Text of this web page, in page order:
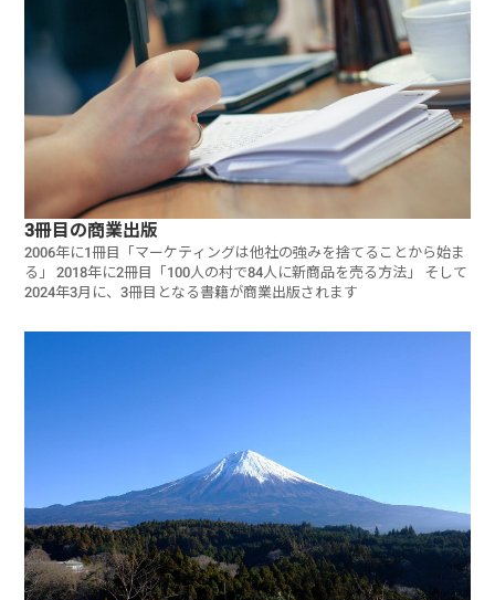
3冊目の商業出版
2006年に1冊目「マーケティングは他社の強みを捨てることから始ま
る」 2018年に2冊目「100人の村で84人に新商品を売る方法」 そして
2024年3月に、3冊目となる書籍が商業出版されます